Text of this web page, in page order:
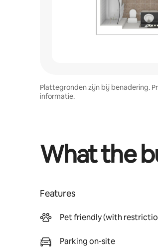
Plattegronden zijn bij benadering.
informatie.
What the
Features
Pet friendly (with
Parking on-site